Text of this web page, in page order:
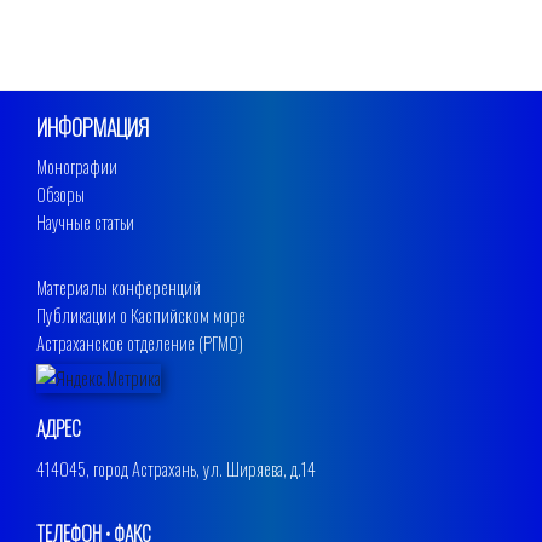
ИНФОРМАЦИЯ
Монографии
Обзоры
Научные статьи
Материалы конференций
Публикации о Каспийском море
Астраханское отделение (РГМО)
АДРЕС
414045, город Астрахань, ул. Ширяева, д.14
ТЕЛЕФОН • ФАКС